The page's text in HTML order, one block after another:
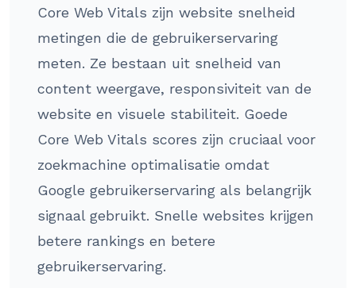
Core Web Vitals zijn website snelheid
metingen die de gebruikerservaring
meten. Ze bestaan uit snelheid van
content weergave, responsiviteit van de
website en visuele stabiliteit. Goede
Core Web Vitals scores zijn cruciaal voor
zoekmachine optimalisatie omdat
Google gebruikerservaring als belangrijk
signaal gebruikt. Snelle websites krijgen
betere rankings en betere
gebruikerservaring.